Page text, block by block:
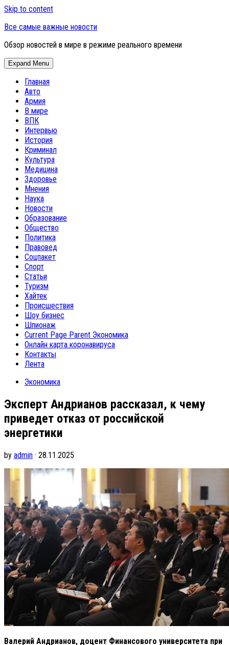
Skip to content
Все самые важные новости
Обзор новостей в мире в режиме реального времени
Expand Menu
Главная
Авто
Армия
В мире
ВПК
Интервью
История
Криминал
Культура
Медицина
Здоровье
Мнения
Наука
Новости
Образование
Общество
Политика
Правовед
Соцпакет
Спорт
Статьи
Туризм
Хайтек
Происшествия
Шоу бизнес
Шпионаж
Current Page Parent Экономика
Онлайн карта коронавируса
Контакты
Лента
Экономика
Эксперт Андрианов рассказал, к чему
приведет отказ от российской
энергетики
by admin · 28.11.2025
Валерий Андрианов, доцент Финансового университета при